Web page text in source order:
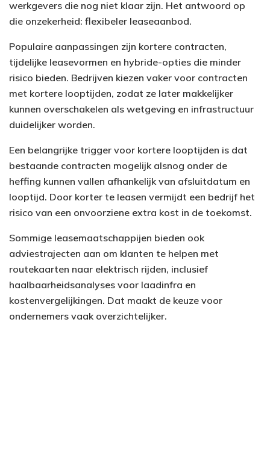
werkgevers die nog niet klaar zijn. Het antwoord op
die onzekerheid: flexibeler leaseaanbod.
Populaire aanpassingen zijn kortere contracten,
tijdelijke leasevormen en hybride-opties die minder
risico bieden. Bedrijven kiezen vaker voor contracten
met kortere looptijden, zodat ze later makkelijker
kunnen overschakelen als wetgeving en infrastructuur
duidelijker worden.
Een belangrijke trigger voor kortere looptijden is dat
bestaande contracten mogelijk alsnog onder de
heffing kunnen vallen afhankelijk van afsluitdatum en
looptijd. Door korter te leasen vermijdt een bedrijf het
risico van een onvoorziene extra kost in de toekomst.
Sommige leasemaatschappijen bieden ook
adviestrajecten aan om klanten te helpen met
routekaarten naar elektrisch rijden, inclusief
haalbaarheidsanalyses voor laadinfra en
kostenvergelijkingen. Dat maakt de keuze voor
ondernemers vaak overzichtelijker.